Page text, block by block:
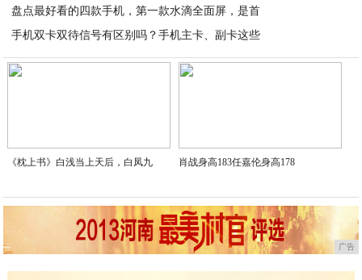
盘点最好看的四款手机，第一款水滴全面屏，是首
手机双卡双待信号有区别吗？手机主卡、副卡这些
2020-05-24
《枕上书》白浅当上天后，白凤九 肖战身高183任嘉伦身高178
广告